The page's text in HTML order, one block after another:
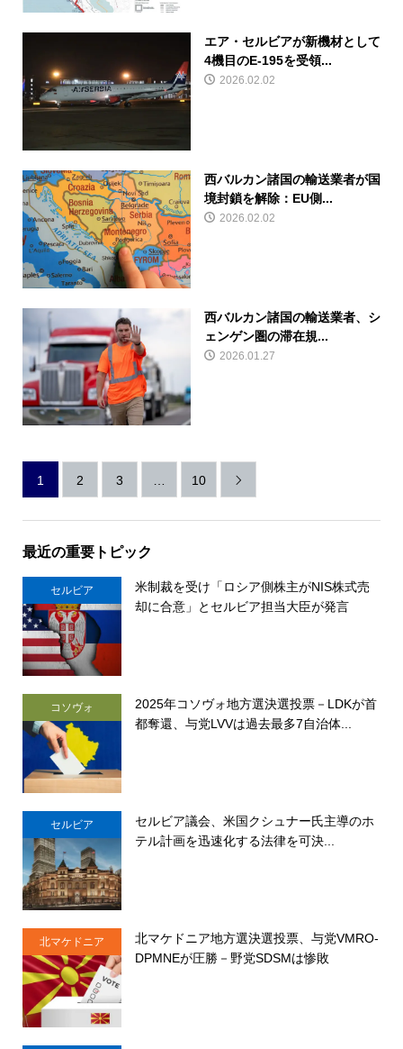
エア・セルビアが新機材として
4機目のE-195を受領...
2026.02.02
西バルカン諸国の輸送業者が国
境封鎖を解除：EU側...
2026.02.02
西バルカン諸国の輸送業者、シ
ェンゲン圏の滞在規...
2026.01.27
1 2 3 10 
最近の重要トピック
セルビア
米制裁を受け「ロシア側株主がNIS株式売
却に合意」とセルビア担当大臣が発言
コソヴォ
2025年コソヴォ地方選決選投票－LDKが首
都奪還、与党LVVは過去最多7自治体...
セルビア
セルビア議会、米国クシュナー氏主導のホ
テル計画を迅速化する法律を可決...
北マケドニア
北マケドニア地方選決選投票、与党VMRO-
DPMNEが圧勝－野党SDSMは惨敗